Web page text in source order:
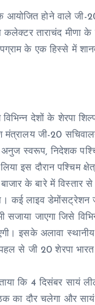
होने वाले जी-
ताराचंद मीणा
के एक हिस्से में
देशों के शेरपा
मंत्रालय जी-20
स्वरूप, निदेशक
इस दौरान
के बारे में विस्तार
कई लाइव
सजाया जाएगा जिसे
इसके अलावा स्थानीय
से जी 20 शेरपा
कि 4 दिसंबर सायं
का दौर चलेगा और